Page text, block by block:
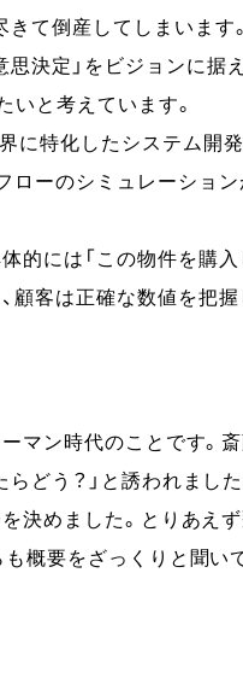
て倒産してしまいま
決定」をビジョンに据
と考えています。
に特化したシステム開
ローのシミュレーショ
的には「この物件を購
客は正確な数値を把
マン時代のことです。
どう？」と誘われまし
決めました。とりあえ
概要をざっくりと聞い